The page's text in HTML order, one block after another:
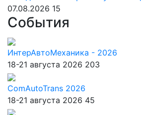
07.08.2026 15
События
ИнтерАвтоМеханика - 2026
18-21 августа 2026 203
ComAutoTrans 2026
18-21 августа 2026 45